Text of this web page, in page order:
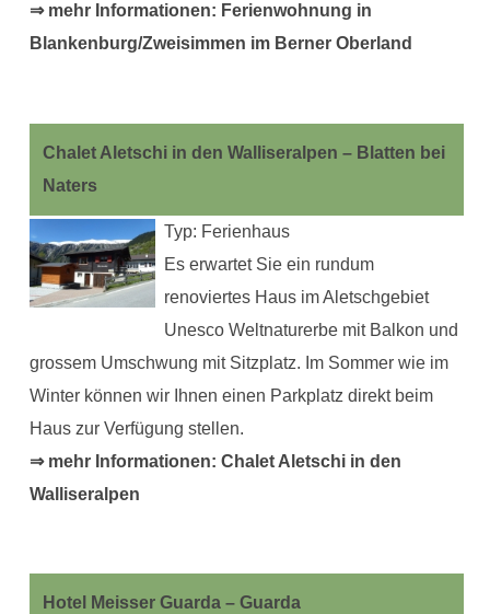
⇒ mehr Informationen: Ferienwohnung in
Blankenburg/Zweisimmen im Berner Oberland
Chalet Aletschi in den Walliseralpen – Blatten bei
Naters
Typ: Ferienhaus
Es erwartet Sie ein rundum
renoviertes Haus im Aletschgebiet
Unesco Weltnaturerbe mit Balkon und
grossem Umschwung mit Sitzplatz. Im Sommer wie im
Winter können wir Ihnen einen Parkplatz direkt beim
Haus zur Verfügung stellen.
⇒ mehr Informationen: Chalet Aletschi in den
Walliseralpen
Hotel Meisser Guarda – Guarda